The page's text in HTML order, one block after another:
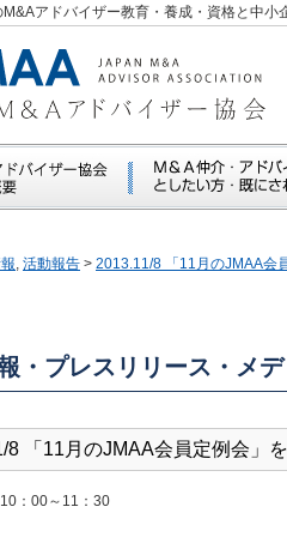
アドバイザー教育・養成・資格と中
, 活動報告 > 2013.11/8 「11月のJMAA会
・プレスリリース・メ
8 「11月のJMAA会員定例会」
：00～11：30